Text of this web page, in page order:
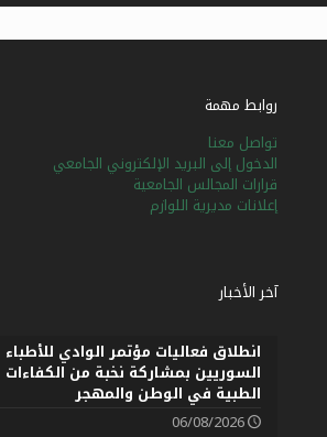
روابط مهمة
تواصل معنا
الدخول إلى البريد الإلكتروني الجامعي
قرارات المجالس الجامعية
إعلانات مديرية اللوازم
آخر الأخبار
انطلاق فعاليات مؤتمر الوادي للأطباء
السوريين بمشاركة نخبة من الكفاءات
الطبية في الوطن والمهجر
06/08/2026